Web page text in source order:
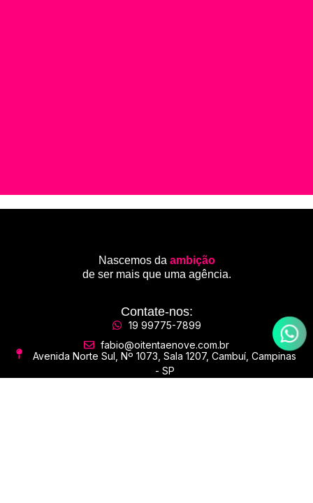
Nascemos da ambição
de ser mais que uma agência.
Contate-nos:
19 99775-7899
fabio@oitentaenove.com.br
Avenida Norte Sul, Nº 1073, Sala 1207, Cambuí, Campinas
- SP